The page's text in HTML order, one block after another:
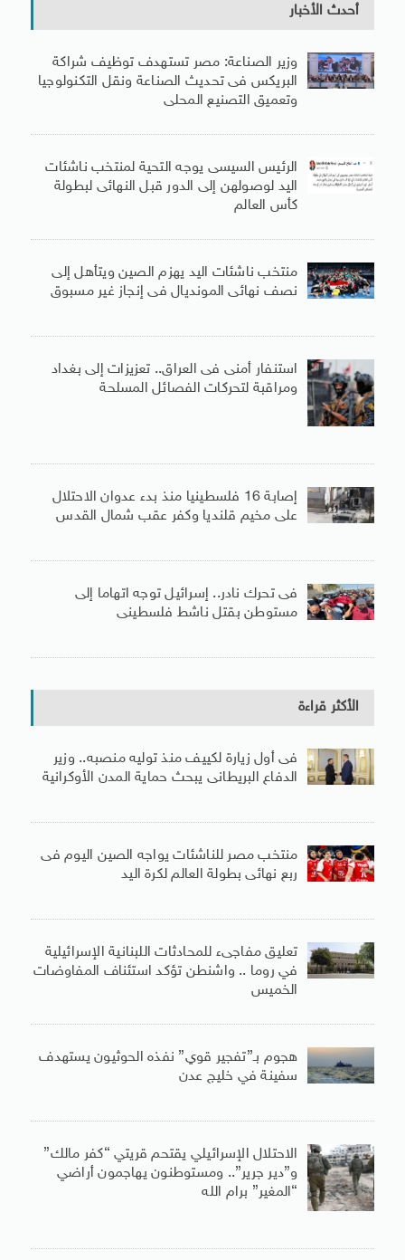
أحدث الأخبار
وزير الصناعة: مصر تستهدف توظيف شراكة
البريكس فى تحديث الصناعة ونقل التكنولوجيا
وتعميق التصنيع المحلى
الرئيس السيسى يوجه التحية لمنتخب ناشئات
اليد لوصولهن إلى الدور قبل النهائى لبطولة
كأس العالم
منتخب ناشئات اليد يهزم الصين ويتأهل إلى
نصف نهائى المونديال فى إنجاز غير مسبوق
استنفار أمنى فى العراق.. تعزيزات إلى بغداد
ومراقبة لتحركات الفصائل المسلحة
إصابة 16 فلسطينيا منذ بدء عدوان الاحتلال
على مخيم قلنديا وكفر عقب شمال القدس
فى تحرك نادر.. إسرائيل توجه اتهاما إلى
مستوطن بقتل ناشط فلسطينى
الأكثر قراءة
فى أول زيارة لكييف منذ توليه منصبه.. وزير
الدفاع البريطانى يبحث حماية المدن الأوكرانية
منتخب مصر للناشئات يواجه الصين اليوم فى
ربع نهائى بطولة العالم لكرة اليد
تعليق مفاجىء للمحادثات اللبنانية الإسرائيلية
في روما .. واشنطن تؤكد استئناف المفاوضات
الخميس
هجوم بـ”تفجير قوي” نفذه الحوثيون يستهدف
سفينة في خليج عدن
الاحتلال الإسرائيلي يقتحم قريتي “كفر مالك”
و”دير جرير”.. ومستوطنون يهاجمون أراضي
“المغير” برام الله